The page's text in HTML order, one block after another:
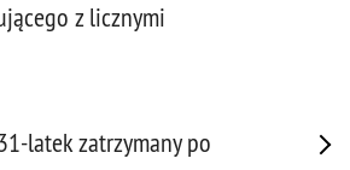
z licznymi
latek zatrzymany po